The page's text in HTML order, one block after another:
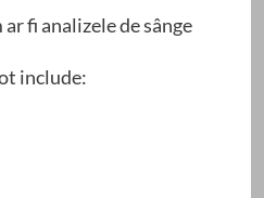
fi analizele de sânge
include: